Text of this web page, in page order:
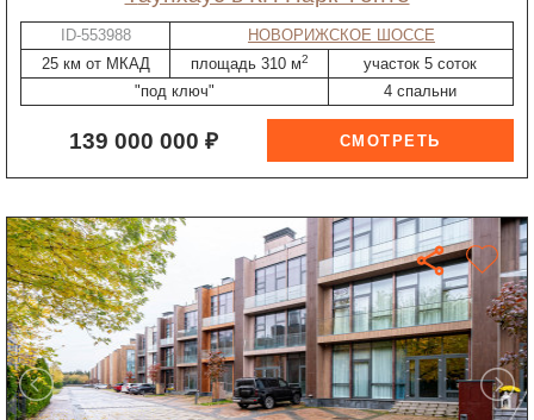
ID-553988
НОВОРИЖСКОЕ ШОССЕ
25 км от МКАД
площадь 310 м2
участок 5 соток
"под ключ"
4 спальни
139 000 000 ₽